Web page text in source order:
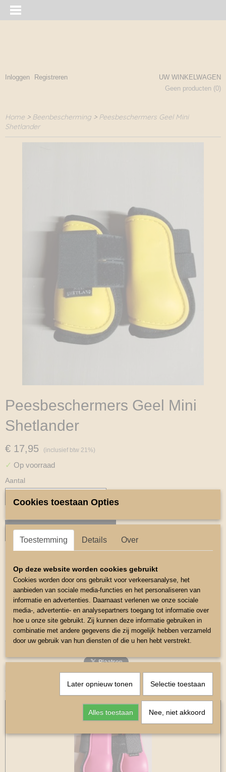
Inloggen Registreren
UW WINKELWAGEN
Geen producten (0)
Home > Beenbescherming > Peesbeschermers Geel Mini
Shetlander
Peesbeschermers Geel Mini
Shetlander
€ 17,95 (inclusief btw 21%)
✓ Op voorraad
Aantal
IN WINKELWAGEN
Peesbeschermers.
Peesbeschermers speciaal ontwikkeld voor de kleine paardjes
Kleur Geel
Maat mini shetlander de harde schaal is 11 cm hoog.
Cookies toestaan Opties
Toestemming Details Over
Op deze website worden cookies gebruikt
Cookies worden door ons gebruikt voor verkeersanalyse, het
aanbieden van sociale media-functies en het personaliseren van
informatie en advertenties. Daarnaast verlenen we onze sociale
media-, advertentie- en analysepartners toegang tot informatie over
hoe u onze site gebruikt. Zij kunnen deze informatie gebruiken in
combinatie met andere gegevens die zij mogelijk hebben verzameld
door uw gebruik van hun diensten of die u hen hebt verstrekt.
Later opnieuw tonen Selectie toestaan
Alles toestaan Nee, niet akkoord